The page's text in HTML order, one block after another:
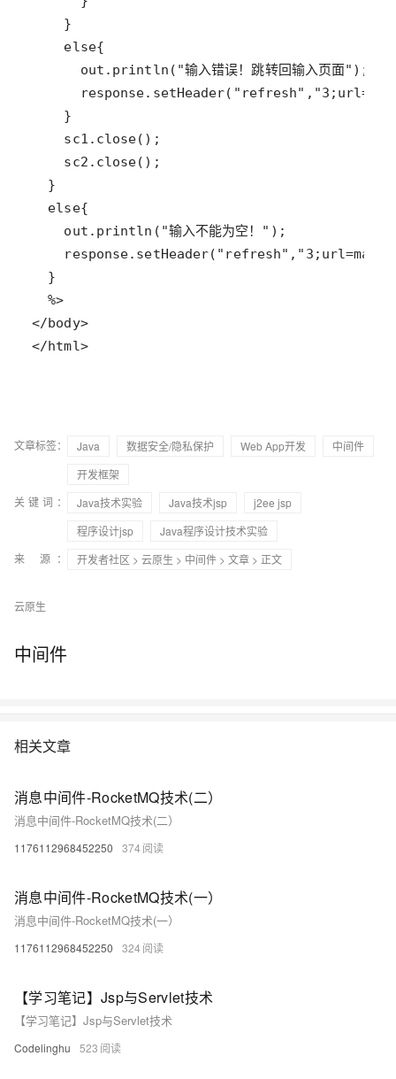
</body>
</html>
文章标签： Java 数据安全/隐私保护 Web App开发
中间件
开发框架
关键词：
Java技术实验 Java技术jsp
j2ee jsp
程序设计jsp
Java程序设计技术实验
来 源：
开发者社区 > 云原生 > 中间件 > 文章 > 正文
云原生
中间件
相关文章
消息中间件-RocketMQ技术(二）
消息中间件-RocketMQ技术(二）
1176112968452250 374
消息中间件-RocketMQ技术(一）
消息中间件-RocketMQ技术(一）
1176112968452250 324
【学习笔记】Jsp与Servlet技术
【学习笔记】Jsp与Servlet技术
Codelinghu 523